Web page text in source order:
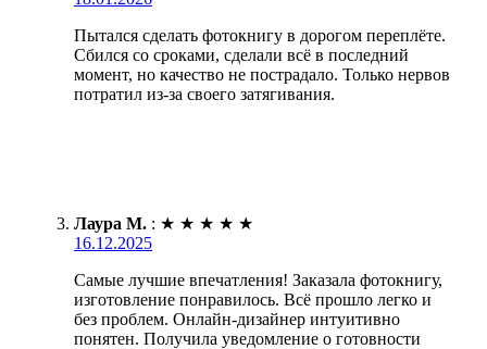
Пытался сделать фотокнигу в дорогом переплёте.
Сбился со сроками, сделали всё в последний
момент, но качество не пострадало. Только нервов
потратил из-за своего затягивания.
Лаура М. : ★ ★ ★ ★ ★
16.12.2025
Самые лучшие впечатления! Заказала фотокнигу,
изготовление понравилось. Всё прошло легко и
без проблем. Онлайн-дизайнер интуитивно
понятен. Получила уведомление о готовности